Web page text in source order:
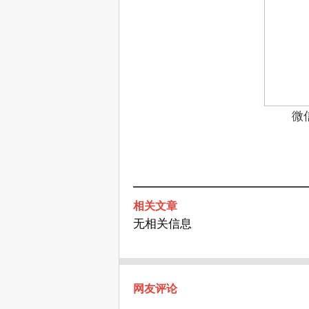
微
相关文章
无相关信息
网友评论